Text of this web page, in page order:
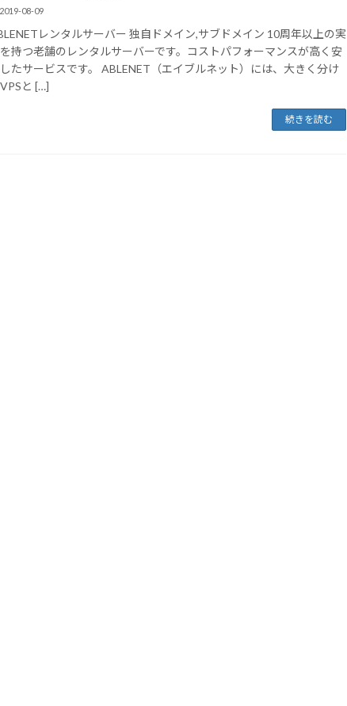
2019-08-09
レンタルサーバー 独自ドメイン,サブドメイン 10周年以上の実
持つ老舗のレンタルサーバーです。コストパフォーマンスが高く安
たサービスです。 ABLENET（エイブルネット）には、大きく分け
と […]
続きを読む